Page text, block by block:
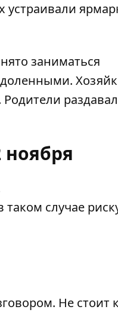
устраивали
заниматься
ноября
случае
Не стоит